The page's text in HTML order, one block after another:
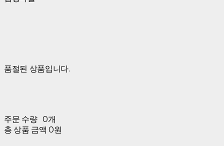
품절된 상품입니다.
주문 수량 0개
총 상품 금액 0원